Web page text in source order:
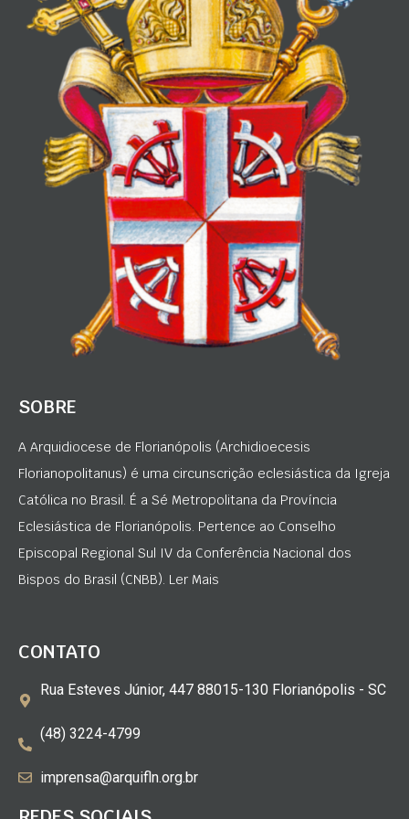
SOBRE
A Arquidiocese de Florianópolis (Archidioecesis
Florianopolitanus) é uma circunscrição eclesiástica da Igreja
Católica no Brasil. É a Sé Metropolitana da Província
Eclesiástica de Florianópolis. Pertence ao Conselho
Episcopal Regional Sul IV da Conferência Nacional dos
Bispos do Brasil (CNBB). Ler Mais
CONTATO
Rua Esteves Júnior, 447 88015-130 Florianópolis - SC
(48) 3224-4799
imprensa@arquifln.org.br